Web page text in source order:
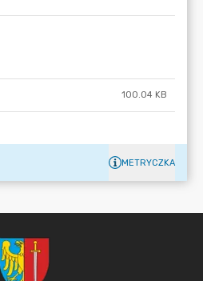
100.04 KB
METRYCZKA